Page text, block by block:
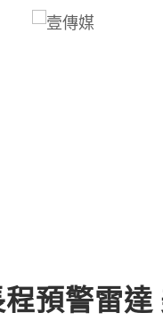
預警雷達